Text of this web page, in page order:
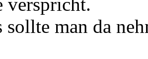
man da